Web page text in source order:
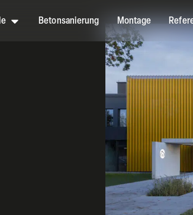
Betonsanierung Montage